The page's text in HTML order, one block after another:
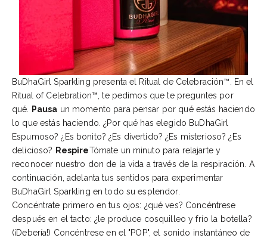
BuDhaGirl Sparkling presenta el Ritual de Celebración™. En el
Ritual of Celebration™, te pedimos que te preguntes por
qué.
Pausa un momento para pensar por qué estás haciendo
lo que estás haciendo. ¿Por qué has elegido BuDhaGirl
Espumoso? ¿Es bonito? ¿Es divertido? ¿Es misterioso? ¿Es
delicioso? RespireTómate un minuto para relajarte y
reconocer nuestro don de la vida a través de la respiración. A
continuación, adelanta tus sentidos para experimentar
BuDhaGirl Sparkling en todo su esplendor.
Concéntrate primero en tus ojos: ¿qué ves? Concéntrese
después en el tacto: ¿le produce cosquilleo y frío la botella?
(¡Debería!) Concéntrese en el "POP", el sonido instantáneo de